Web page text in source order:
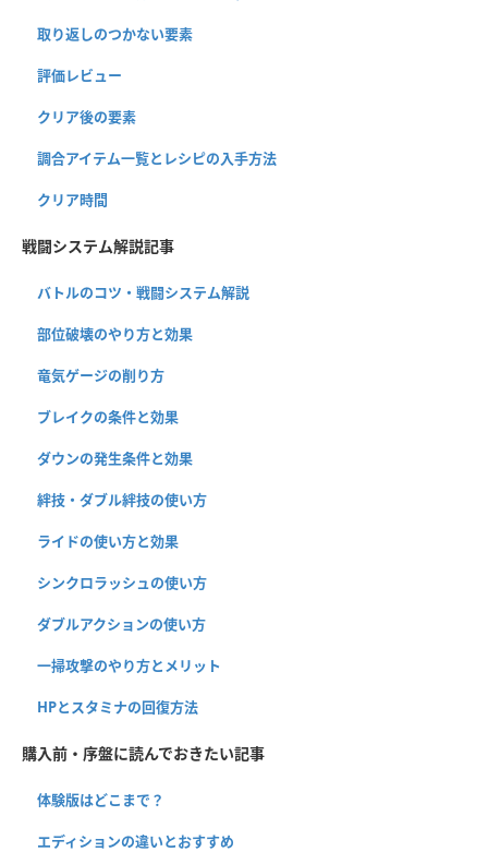
取り返しのつかない要素
評価レビュー
クリア後の要素
調合アイテム一覧とレシピの入手方法
クリア時間
戦闘システム解説記事
バトルのコツ・戦闘システム解説
部位破壊のやり方と効果
竜気ゲージの削り方
ブレイクの条件と効果
ダウンの発生条件と効果
絆技・ダブル絆技の使い方
ライドの使い方と効果
シンクロラッシュの使い方
ダブルアクションの使い方
一掃攻撃のやり方とメリット
HPとスタミナの回復方法
購入前・序盤に読んでおきたい記事
体験版はどこまで？
エディションの違いとおすすめ